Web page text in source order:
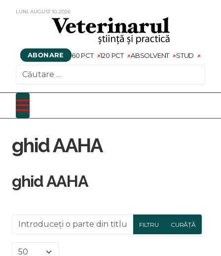
LUNI,AUGUST10,2026
ABONARE 60 PCT 120 PCT ABSOLVENT STUD
ghid AAHA
ghid AAHA
Introduceți o parte din titlu. FILTRU CURĂȚĂ
Afișare #